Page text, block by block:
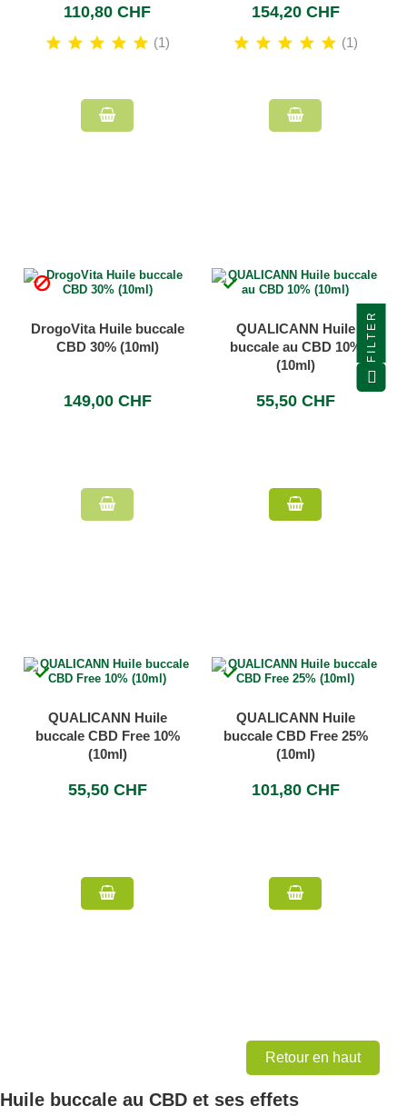
110,80 CHF
(1)
154,20 CHF
(1)

DrogoVita Huile buccale
CBD 30% (10ml)
149,00 CHF

QUALICANN Huile
buccale au CBD 10%
(10ml)
55,50 CHF

QUALICANN Huile
buccale CBD Free 10%
(10ml)
55,50 CHF

QUALICANN Huile
buccale CBD Free 25%
(10ml)
101,80 CHF
Retour en haut
Huile buccale au CBD et ses effets
FILTER